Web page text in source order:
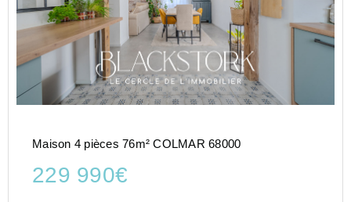
COLMAR
(68000)
Maison 4 pièces 76m² COLMAR 68000
229 990€